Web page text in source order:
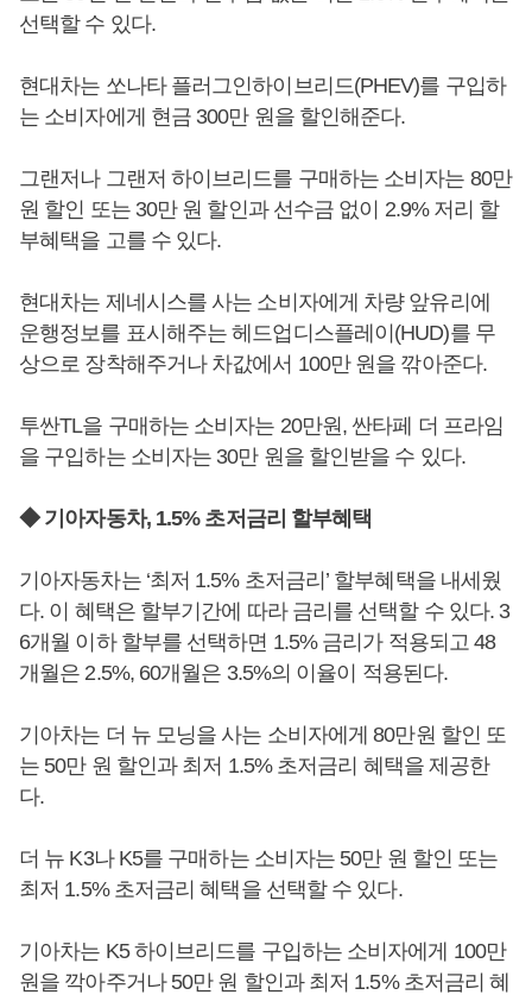
선택할 수 있다.
현대차는 쏘나타 플러그인하이브리드(PHEV)를 구입하
는 소비자에게 현금 300만 원을 할인해준다.
그랜저나 그랜저 하이브리드를 구매하는 소비자는 80만
원 할인 또는 30만 원 할인과 선수금 없이 2.9% 저리 할
부혜택을 고를 수 있다.
현대차는 제네시스를 사는 소비자에게 차량 앞유리에
운행정보를 표시해주는 헤드업디스플레이(HUD)를 무
상으로 장착해주거나 차값에서 100만 원을 깎아준다.
투싼TL을 구매하는 소비자는 20만원, 싼타페 더 프라임
을 구입하는 소비자는 30만 원을 할인받을 수 있다.
◆ 기아자동차, 1.5% 초저금리 할부혜택
기아자동차는 ‘최저 1.5% 초저금리’ 할부혜택을 내세웠
다. 이 혜택은 할부기간에 따라 금리를 선택할 수 있다. 3
6개월 이하 할부를 선택하면 1.5% 금리가 적용되고 48
개월은 2.5%, 60개월은 3.5%의 이율이 적용된다.
기아차는 더 뉴 모닝을 사는 소비자에게 80만원 할인 또
는 50만 원 할인과 최저 1.5% 초저금리 혜택을 제공한
다.
더 뉴 K3나 K5를 구매하는 소비자는 50만 원 할인 또는
최저 1.5% 초저금리 혜택을 선택할 수 있다.
기아차는 K5 하이브리드를 구입하는 소비자에게 100만
원을 깍아주거나 50만 원 할인과 최저 1.5% 초저금리 혜